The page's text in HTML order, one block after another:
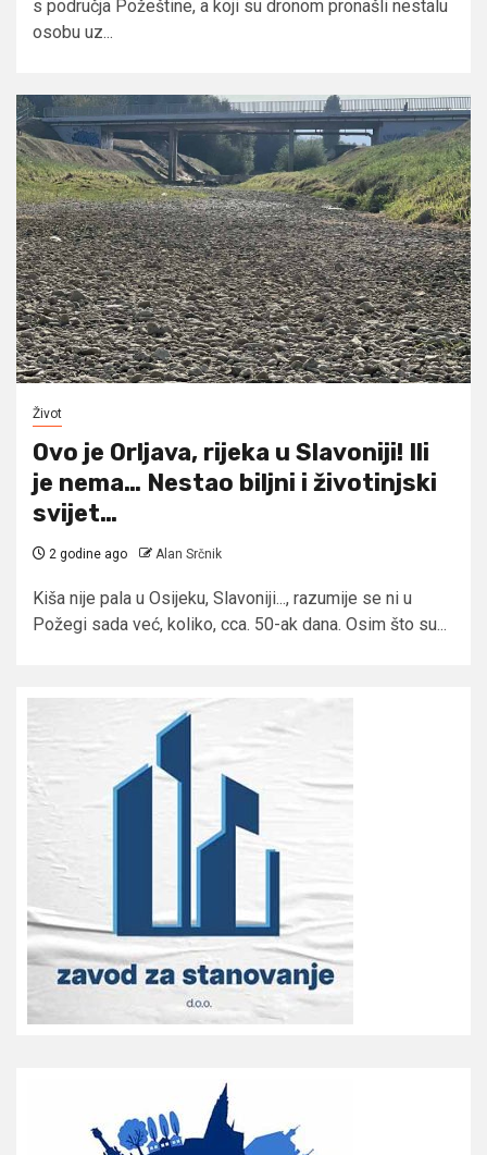
s područja Požeštine, a koji su dronom pronašli nestalu
osobu uz...
Život
Ovo je Orljava, rijeka u Slavoniji! Ili
je nema… Nestao biljni i životinjski
svijet…
2 godine ago Alan Srčnik
Kiša nije pala u Osijeku, Slavoniji..., razumije se ni u
Požegi sada već, koliko, cca. 50-ak dana. Osim što su...